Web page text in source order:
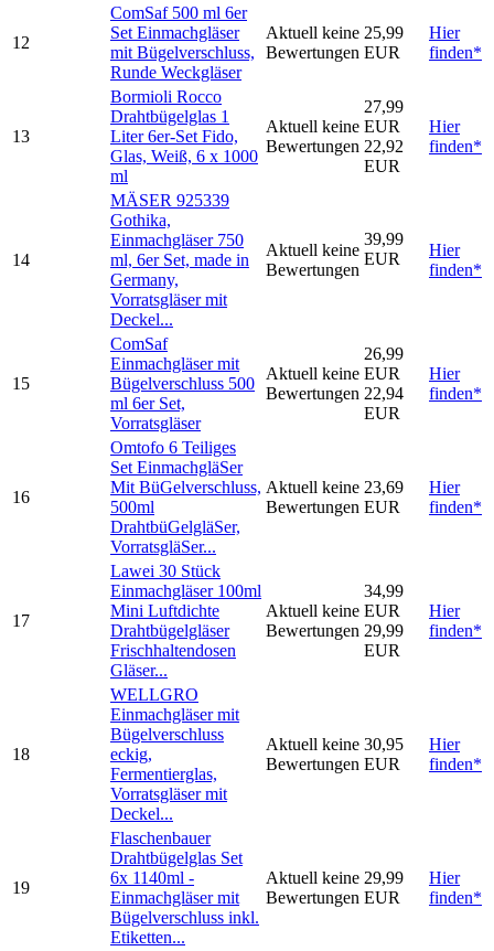
12
ComSaf 500 ml 6er
Set Einmachgläser
mit Bügelverschluss,
Runde Weckgläser
Aktuell keine
Bewertungen
25,99
EUR
Hier
finden*
13
Bormioli Rocco
Drahtbügelglas 1
Liter 6er-Set Fido,
Glas, Weiß, 6 x 1000
ml
Aktuell keine
Bewertungen
27,99
EUR
22,92
EUR
Hier
finden*
14
MÄSER 925339
Gothika,
Einmachgläser 750
ml, 6er Set, made in
Germany,
Vorratsgläser mit
Deckel...
Aktuell keine
Bewertungen
39,99
EUR
Hier
finden*
15
ComSaf
Einmachgläser mit
Bügelverschluss 500
ml 6er Set,
Vorratsgläser
Aktuell keine
Bewertungen
26,99
EUR
22,94
EUR
Hier
finden*
16
Omtofo 6 Teiliges
Set EinmachgläSer
Mit BüGelverschluss,
500ml
DrahtbüGelgläSer,
VorratsgläSer...
Aktuell keine
Bewertungen
23,69
EUR
Hier
finden*
17
Lawei 30 Stück
Einmachgläser 100ml
Mini Luftdichte
Drahtbügelgläser
Frischhaltendosen
Gläser...
Aktuell keine
Bewertungen
34,99
EUR
29,99
EUR
Hier
finden*
18
WELLGRO
Einmachgläser mit
Bügelverschluss
eckig,
Fermentierglas,
Vorratsgläser mit
Deckel...
Aktuell keine
Bewertungen
30,95
EUR
Hier
finden*
19
Flaschenbauer
Drahtbügelglas Set
6x 1140ml -
Einmachgläser mit
Bügelverschluss inkl.
Etiketten...
Aktuell keine
Bewertungen
29,99
EUR
Hier
finden*